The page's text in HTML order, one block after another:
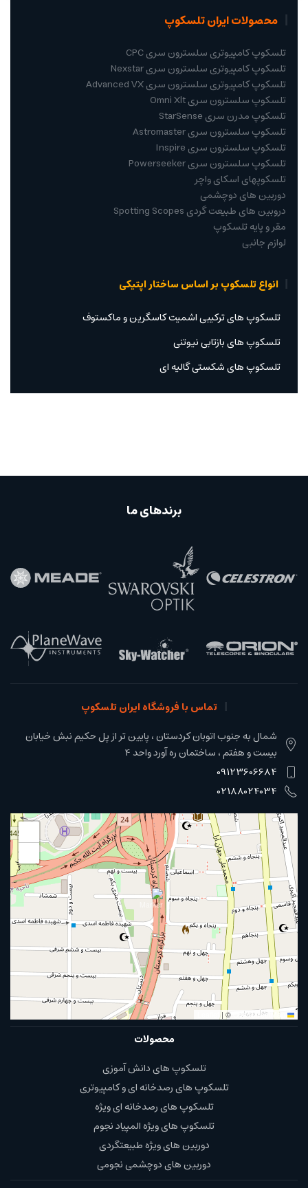
محصولات ایران تلسکوپ
تلسکوپ کامپیوتری سلسترون سری CPC
تلسکوپ کامپیوتری سلسترون سری Nexstar
تلسکوپ کامپیوتری سلسترون سری Advanced VX
تلسکوپ سلسترون سری Omni Xlt
تلسکوپ مدرن سری StarSense
تلسکوپ سلسترون سری Astromaster
تلسکوپ سلسترون سری Inspire
تلسکوپ سلسترون سری Powerseeker
تلسکوپهای اسکای واچر
دوربین های دوچشمی
دروبین های طبیعت گردی Spotting Scopes
مقر و پایه تلسکوپ
لوازم جانبی
انواع تلسکوپ بر اساس ساختار اپتیکی
تلسکوپ های ترکیبی اشمیت کاسگرین و ماکستوف
تلسکوپ های بازتابی نیوتنی
تلسکوپ های شکستی گالیه ای
برندهای ما
تماس با فروشگاه ایران تلسکوپ
شمال به جنوب اتوبان کردستان ، پایین تر از پل حکیم نبش خیابان
بیست و هفتم ، ساختمان ره آورد واحد 4
09123606684
02188024034
| © OpenStreetMap
محصولات
تلسکوپ های دانش آموزی
تلسکوپ های رصدخانه ای و کامپیوتری
تلسکوپ های رصدخانه ای ویژه
تلسکوپ های ویژه المپیاد نجوم
دوربین های ویژه طبیعتگردی
دوربین های دوچشمی نجومی